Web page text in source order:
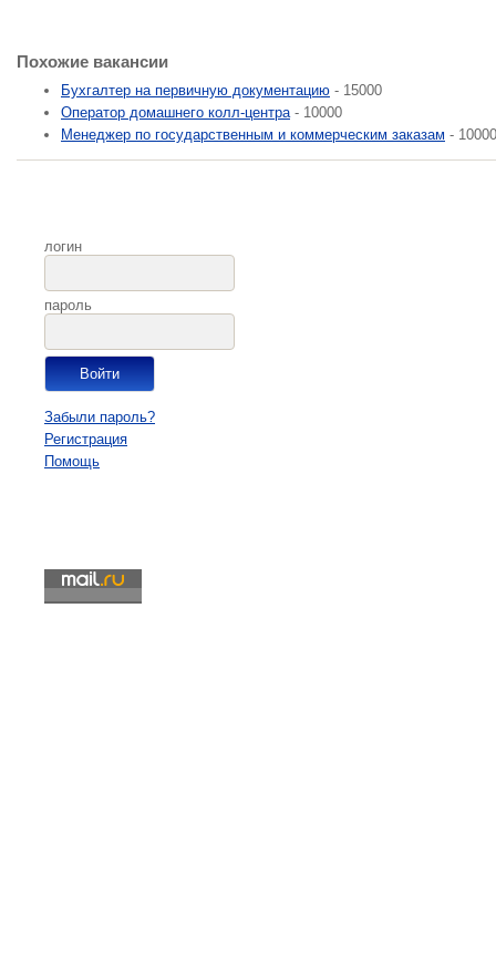
Похожие вакансии
Бухгалтер на первичную документацию - 15000
Оператор домашнего колл-центра- 10000
Менеджер по государственным и коммерческим заказам - 10000
логин
пароль
Забыли пароль?
Регистрация
Помощь